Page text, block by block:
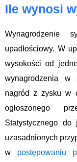
Ile wynosi
Wynagrodzenie
upadłościowy. W
wysokości od
wynagrodzenia w
nagród z zysku w
ogłoszonego
Statystycznego
uzasadnionych
w postępowaniu